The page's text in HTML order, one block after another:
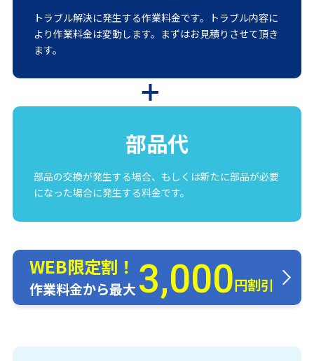
トラブル解決に発生する作業料金です。トラブル内容に
より作業料金は変動します。まずはお見積りさせて頂き
ます。
部品代
部品の交換が発生する場合、もしくは新たに部品が必要
になった場合に発生する料金です。
WEB限定割！
作業料金から最大3,000円割引